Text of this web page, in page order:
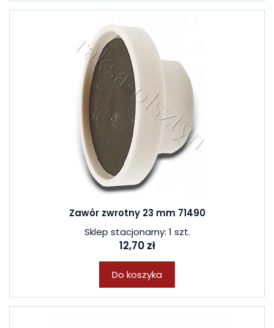
Zawór zwrotny 23 mm 71490
Sklep stacjonarny: 1 szt.
12,70 zł
Do koszyka